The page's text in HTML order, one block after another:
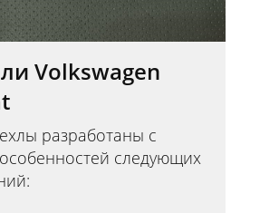
Volkswagen
разработаны с
следующих